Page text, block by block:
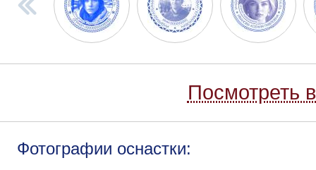
Посмотреть
Фотографии оснастки: